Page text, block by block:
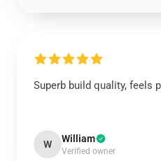
Superb build quality, feels
W William
Verified owner